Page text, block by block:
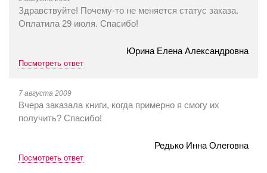
Здравствуйте! Почему-то не меняется статус заказа.
Оплатила 29 июля. Спасибо!
Юрина Елена Александровна
Посмотреть ответ
7 августа 2009
Вчера заказала книги, когда примерно я смогу их
получить? Спасибо!
Редько Инна Олеговна
Посмотреть ответ